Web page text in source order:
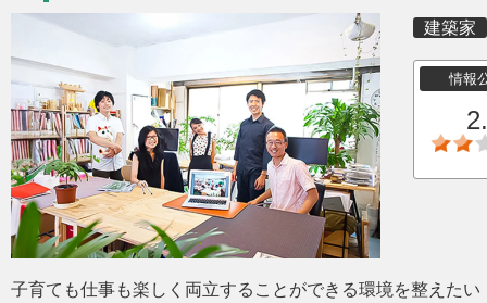
建築家
情報
子育ても仕事も楽しく両立することができる環境を整えたい